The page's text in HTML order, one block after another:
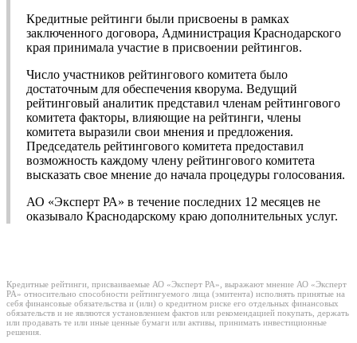
Кредитные рейтинги были присвоены в рамках
заключенного договора, Администрация Краснодарского
края принимала участие в присвоении рейтингов.
Число участников рейтингового комитета было
достаточным для обеспечения кворума. Ведущий
рейтинговый аналитик представил членам рейтингового
комитета факторы, влияющие на рейтинги, члены
комитета выразили свои мнения и предложения.
Председатель рейтингового комитета предоставил
возможность каждому члену рейтингового комитета
высказать свое мнение до начала процедуры голосования.
АО «Эксперт РА» в течение последних 12 месяцев не
оказывало Краснодарскому краю дополнительных услуг.
Кредитные рейтинги, присваиваемые АО «Эксперт РА», выражают мнение АО «Эксперт
РА» относительно способности рейтингуемого лица (эмитента) исполнять принятые на
себя финансовые обязательства и (или) о кредитном риске его отдельных финансовых
обязательств и не являются установлением фактов или рекомендацией покупать, держать
или продавать те или иные ценные бумаги или активы, принимать инвестиционные
решения.